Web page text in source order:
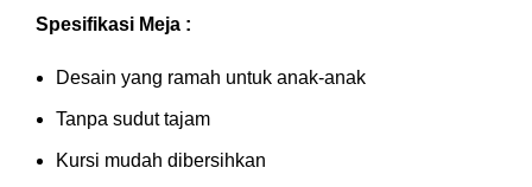
Spesifikasi Meja :
Desain yang ramah untuk anak-anak
Tanpa sudut tajam
Kursi mudah dibersihkan